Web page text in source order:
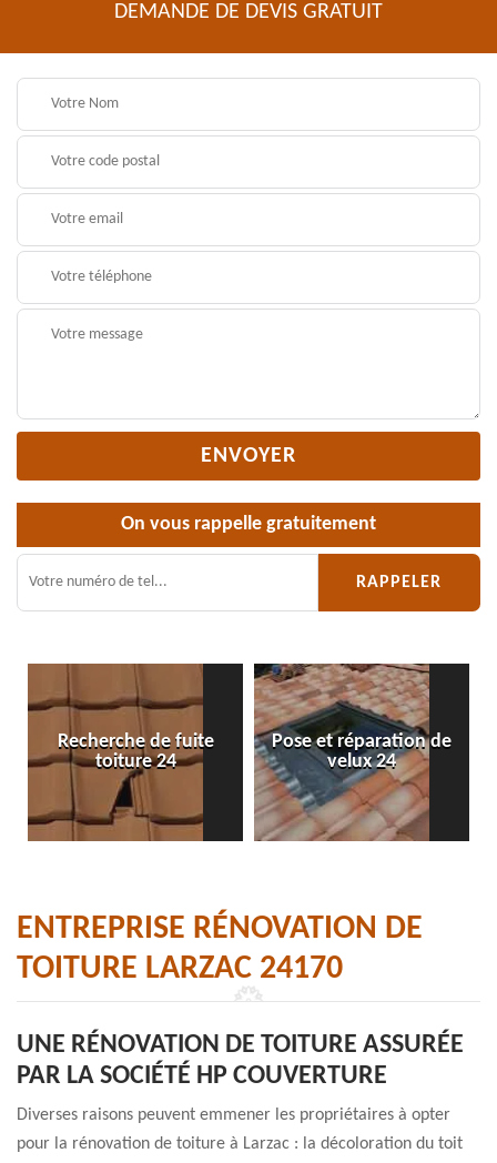
DEMANDE DE DEVIS GRATUIT
On vous rappelle gratuitement
Recherche de fuite
toiture 24
Pose et réparation de
velux 24
ENTREPRISE RÉNOVATION DE
TOITURE LARZAC 24170
UNE RÉNOVATION DE TOITURE ASSURÉE
PAR LA SOCIÉTÉ HP COUVERTURE
Diverses raisons peuvent emmener les propriétaires à opter
pour la rénovation de toiture à Larzac : la décoloration du toit